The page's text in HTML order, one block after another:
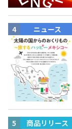
ニュース
商品リリース